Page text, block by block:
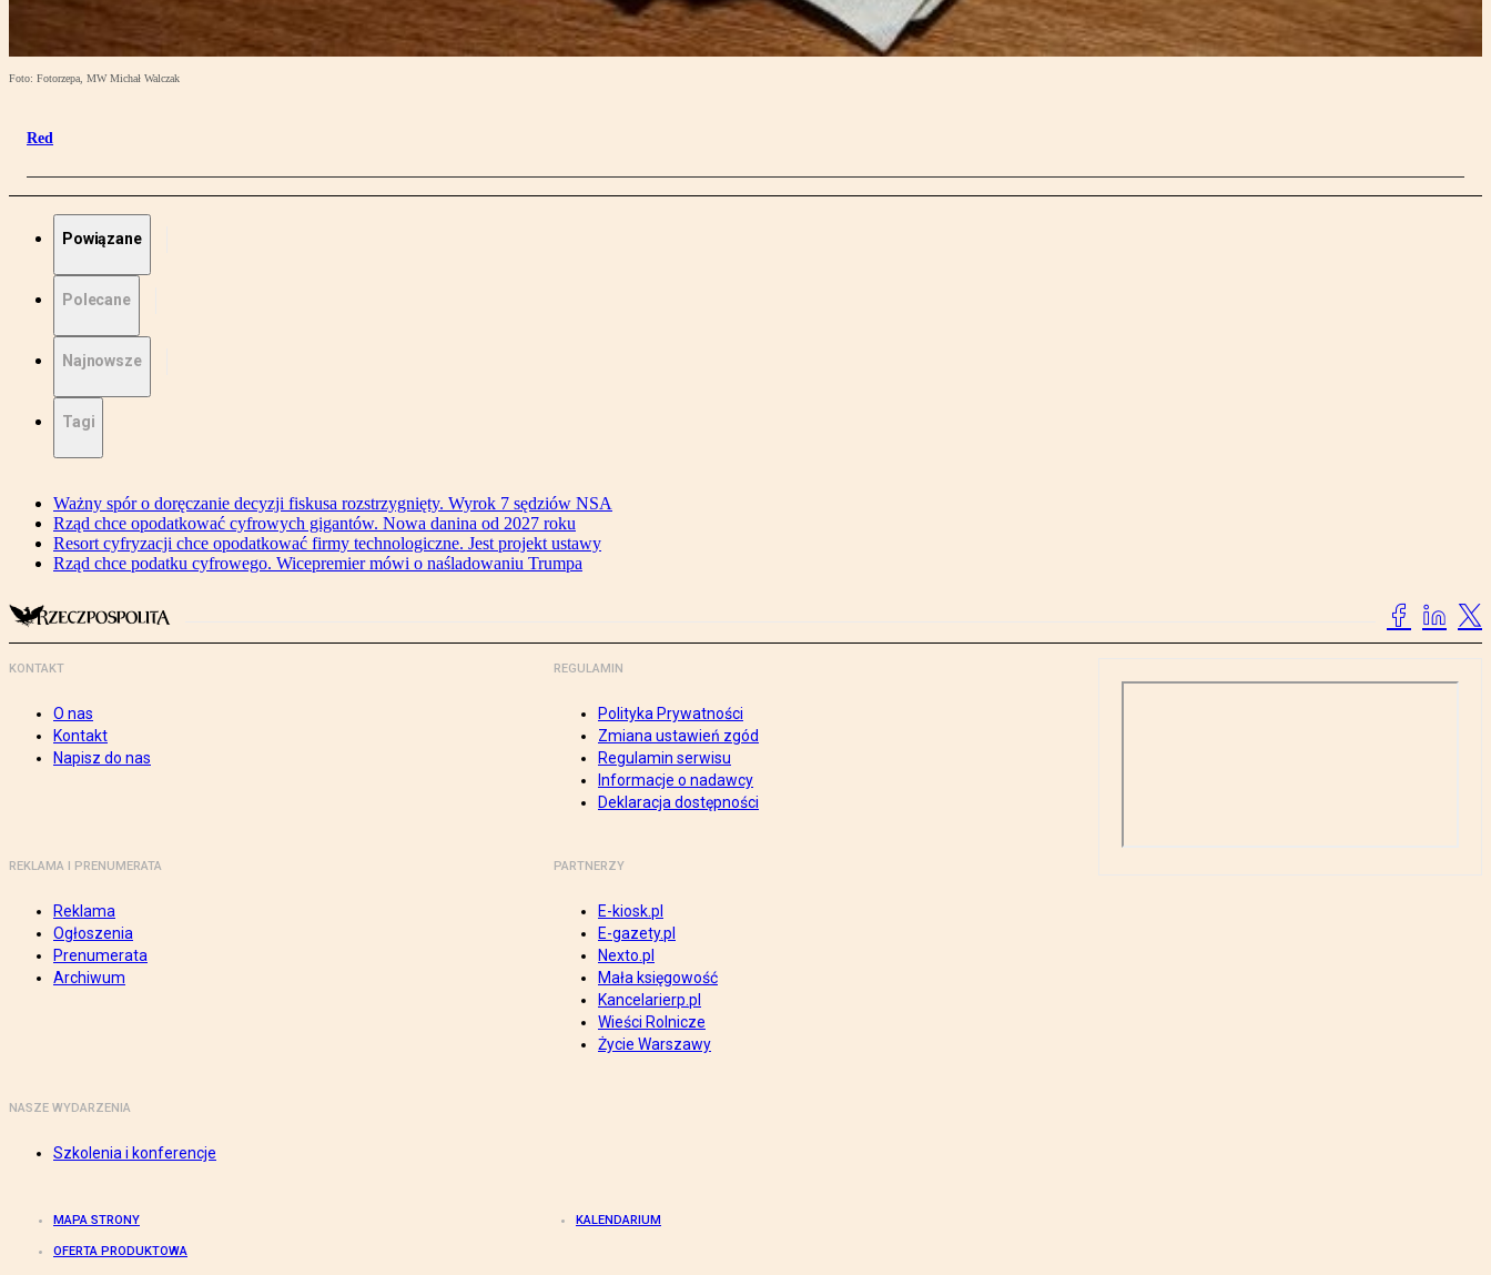
Foto: Fotorzepa, MW Michał Walczak
Red
Powiązane
Polecane
Najnowsze
Tagi
Ważny spór o doręczanie decyzji fiskusa rozstrzygnięty. Wyrok 7 sędziów NSA
Rząd chce opodatkować cyfrowych gigantów. Nowa danina od 2027 roku
Resort cyfryzacji chce opodatkować firmy technologiczne. Jest projekt ustawy
Rząd chce podatku cyfrowego. Wicepremier mówi o naśladowaniu Trumpa
KONTAKT
O nas
Kontakt
Napisz do nas
REGULAMIN
Polityka Prywatności
Zmiana ustawień zgód
Regulamin serwisu
Informacje o nadawcy
Deklaracja dostępności
REKLAMA I PRENUMERATA
Reklama
Ogłoszenia
Prenumerata
Archiwum
PARTNERZY
E-kiosk.pl
E-gazety.pl
Nexto.pl
Mała księgowość
Kancelarierp.pl
Wieści Rolnicze
Życie Warszawy
NASZE WYDARZENIA
Szkolenia i konferencje
MAPA STRONY KALENDARIUM
OFERTA PRODUKTOWA